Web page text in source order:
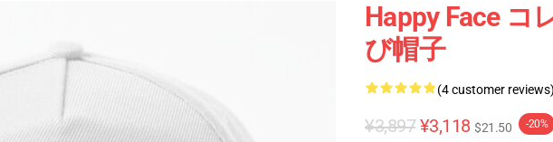
Happy Face コ
び帽子
(4 customer reviews)
¥3,897 ¥3,118 $21.50 -20%